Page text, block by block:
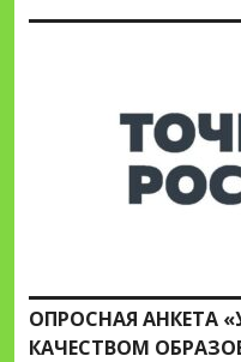
ОПРОСНАЯ АНКЕТА
КАЧЕСТВОМ